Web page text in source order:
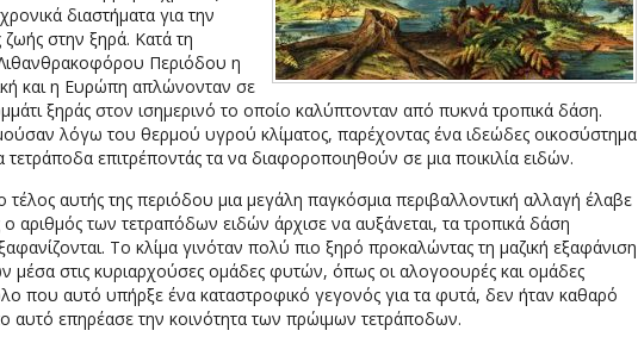
διαστήματα για την
ζωής στην ξηρά. Κατά τη
Λιθανθρακοφόρου Περιόδου η
και η Ευρώπη απλώνονταν σε
ξηράς στον ισημερινό το οποίο καλύπτονταν από πυκνά τροπικά δάση.
λόγω του θερμού υγρού κλίματος, παρέχοντας ένα ιδεώδες οικοσύστημα
τετράποδα επιτρέποντάς τα να διαφοροποιηθούν σε μια ποικιλία ειδών.
αυτής της περιόδου μια μεγάλη παγκόσμια περιβαλλοντική αλλαγή έλαβε
αριθμός των τετραπόδων ειδών άρχισε να αυξάνεται, τα τροπικά δάση
Το κλίμα γινόταν πολύ πιο ξηρό προκαλώντας τη μαζική εξαφάνιση
μέσα στις κυριαρχούσες ομάδες φυτών, όπως οι αλογοουρές και ομάδες
που αυτό υπήρξε ένα καταστροφικό γεγονός για τα φυτά, δεν ήταν καθαρό
αυτό επηρέασε την κοινότητα των πρώιμων τετράποδων.